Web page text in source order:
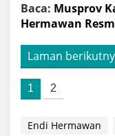
Baca: Musprov
Hermawan
Laman
1 2
Endi Hermawan